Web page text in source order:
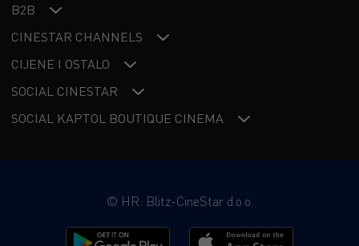
B2B
CINESTAR CHANNELS
CIJENE I OSTALO
SOCIAL CINESTAR
SOCIAL KAPTOL BOUTIQUE CINEMA
© HR: Blitz-CineStar d.o.o.